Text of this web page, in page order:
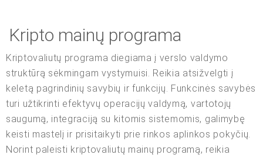
Kripto mainų programa
Kriptovaliutų programa diegiama į verslo valdymo
struktūrą sėkmingam vystymuisi. Reikia atsižvelgti į
keletą pagrindinių savybių ir funkcijų. Funkcinės savybės
turi užtikrinti efektyvų operacijų valdymą, vartotojų
saugumą, integraciją su kitomis sistemomis, galimybę
keisti mastelį ir prisitaikyti prie rinkos aplinkos pokyčių.
Norint paleisti kriptovaliutų mainų programą, reikia